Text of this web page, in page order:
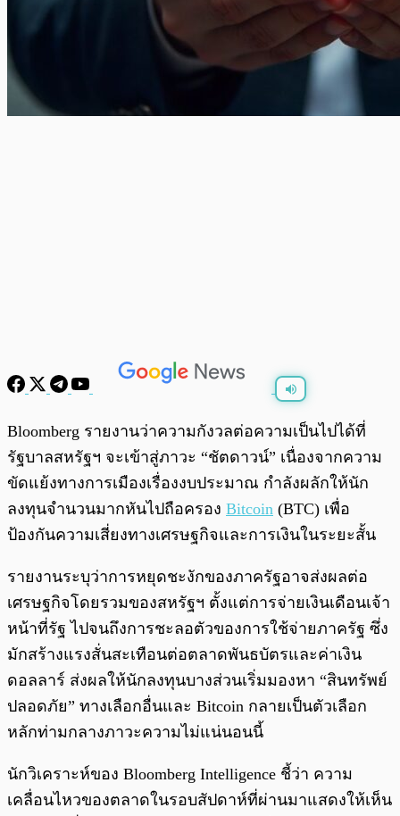
0:00/0:00
Bloomberg รายงานว่าความกังวลต่อความเป็นไปได้ที่
รัฐบาลสหรัฐฯ จะเข้าสู่ภาวะ “ชัตดาวน์” เนื่องจากความ
ขัดแย้งทางการเมืองเรื่องงบประมาณ กำลังผลักให้นัก
ลงทุนจำนวนมากหันไปถือครอง Bitcoin (BTC) เพื่อ
ป้องกันความเสี่ยงทางเศรษฐกิจและการเงินในระยะสั้น
รายงานระบุว่าการหยุดชะงักของภาครัฐอาจส่งผลต่อ
เศรษฐกิจโดยรวมของสหรัฐฯ ตั้งแต่การจ่ายเงินเดือนเจ้า
หน้าที่รัฐ ไปจนถึงการชะลอตัวของการใช้จ่ายภาครัฐ ซึ่ง
มักสร้างแรงสั่นสะเทือนต่อตลาดพันธบัตรและค่าเงิน
ดอลลาร์ ส่งผลให้นักลงทุนบางส่วนเริ่มมองหา “สินทรัพย์
ปลอดภัย” ทางเลือกอื่นและ Bitcoin กลายเป็นตัวเลือก
หลักท่ามกลางภาวะความไม่แน่นอนนี้
นักวิเคราะห์ของ Bloomberg Intelligence ชี้ว่า ความ
เคลื่อนไหวของตลาดในรอบสัปดาห์ที่ผ่านมาแสดงให้เห็น